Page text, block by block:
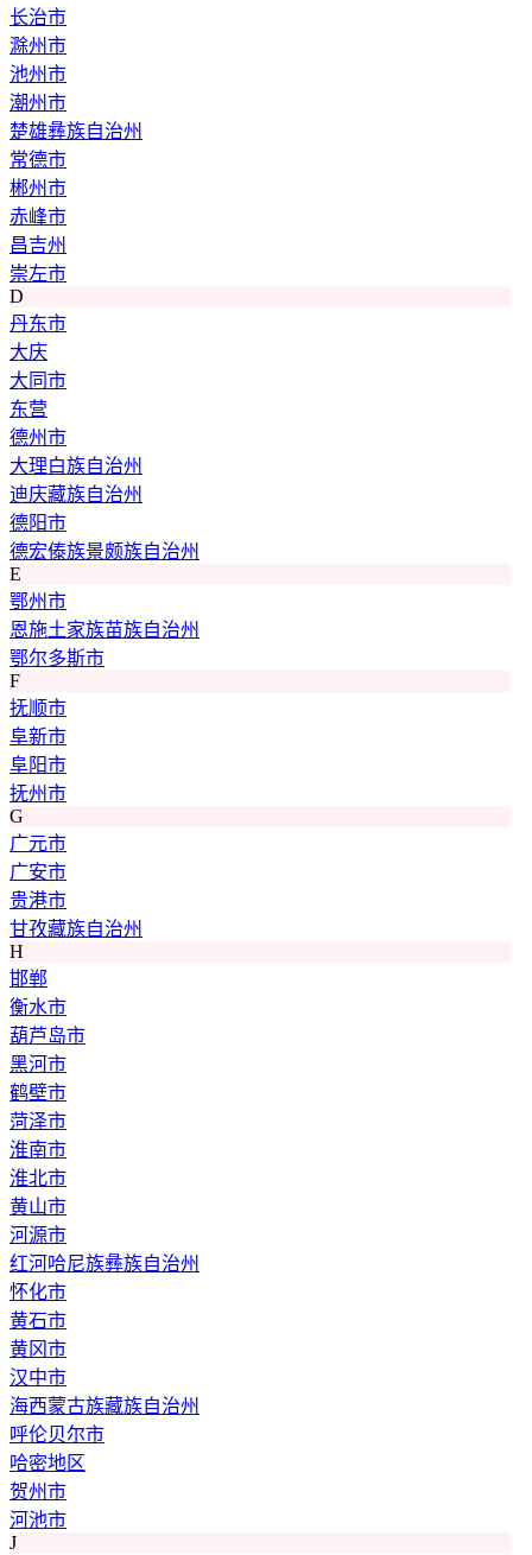
长治市
滁州市
池州市
潮州市
楚雄彝族自治州
常德市
郴州市
赤峰市
昌吉州
崇左市
D
丹东市
大庆
大同市
东营
德州市
大理白族自治州
迪庆藏族自治州
德阳市
德宏傣族景颇族自治州
E
鄂州市
恩施土家族苗族自治州
鄂尔多斯市
F
抚顺市
阜新市
阜阳市
抚州市
G
广元市
广安市
贵港市
甘孜藏族自治州
H
邯郸
衡水市
葫芦岛市
黑河市
鹤壁市
菏泽市
淮南市
淮北市
黄山市
河源市
红河哈尼族彝族自治州
怀化市
黄石市
黄冈市
汉中市
海西蒙古族藏族自治州
呼伦贝尔市
哈密地区
贺州市
河池市
J